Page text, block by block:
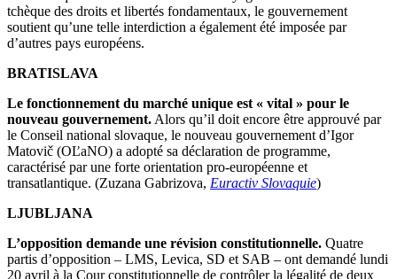
tchèque des droits et libertés fondamentaux, le gouvernement
soutient qu’une telle interdiction a également été imposée par
d’autres pays européens.
BRATISLAVA
Le fonctionnement du marché unique est « vital » pour le
nouveau gouvernement. Alors qu’il doit encore être approuvé par
le Conseil national slovaque, le nouveau gouvernement d’Igor
Matovič (OĽaNO) a adopté sa déclaration de programme,
caractérisé par une forte orientation pro-européenne et
transatlantique. (Zuzana Gabrizova, Euractiv Slovaquie)
LJUBLJANA
L’opposition demande une révision constitutionnelle. Quatre
partis d’opposition – LMS, Levica, SD et SAB – ont demandé lundi
20 avril à la Cour constitutionnelle de contrôler la légalité de deux